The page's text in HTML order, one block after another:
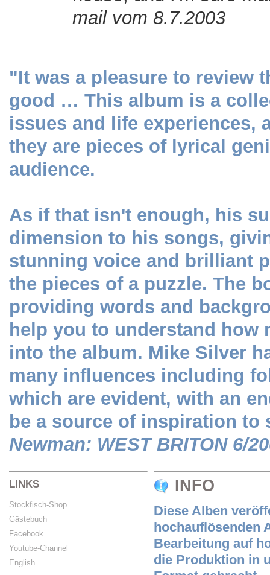
mail vom 8.7.2003
"It was a pleasure to review
good … This album is a
issues and life experiences,
they are pieces of lyrical
audience.
As if that isn't enough, his
dimension to his songs,
stunning voice and brilliant
the pieces of a puzzle. The
providing words and
help you to understand how
into the album. Mike Silver
many influences including
which are evident, with an
be a source of inspiration
Newman: WEST BRITON 6/
LINKS
Stockfisch-Shop
Gästebuch
Facebook
Youtube-Channel
English
INFO
Diese Alben
hochauflösenden
Bearbeitung auf
die Produktion in